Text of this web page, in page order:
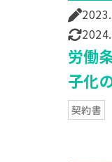
労働
子化
を一
契約書